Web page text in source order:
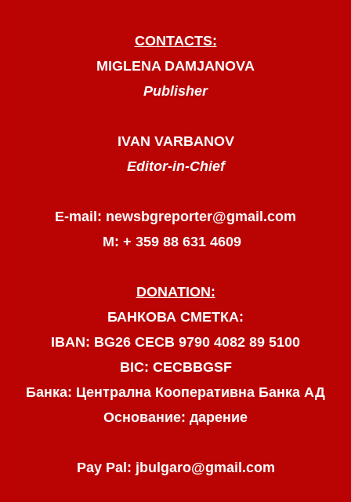
CONTACTS:
MIGLENA DAMJANOVA
Publisher
IVAN VARBANOV
Editor-in-Chief
E-mail: newsbgreporter@gmail.com
М: + 359 88 631 4609
DONATION:
БАНКОВА СМЕТКА:
IBAN: BG26 CECB 9790 4082 89 5100
BIC: CECBBGSF
Банка: Централна Кооперативна Банка АД
Основание: дарение
Pay Pal: jbulgaro@gmail.com